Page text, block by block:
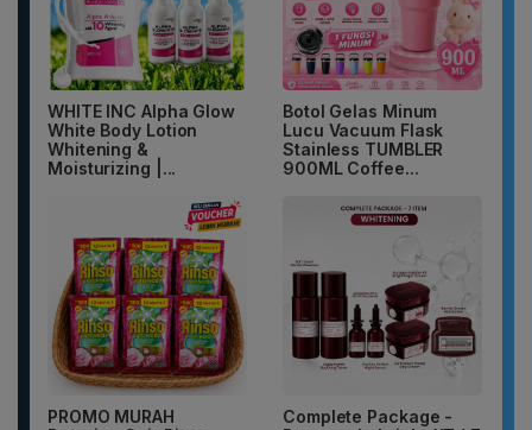
WHITE INC Alpha Glow
White Body Lotion
Whitening &
Moisturizing |...
Botol Gelas Minum
Lucu Vacuum Flask
Stainless TUMBLER
900ML Coffee...
PROMO MURAH
Complete Package -